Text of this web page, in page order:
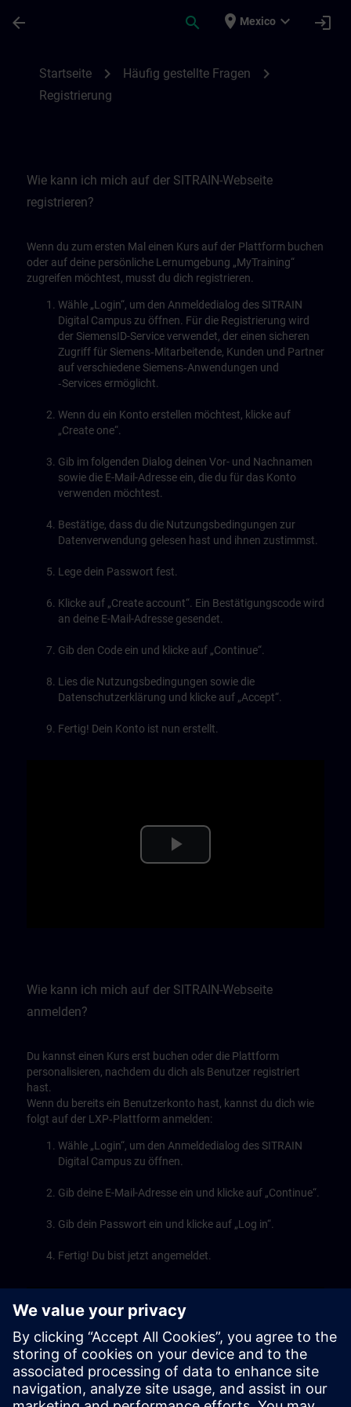
arrow_back search place Mexico expand_more login
Startseite chevron_right Häufig gestellte Fragen chevron_right
Registrierung
Wie kann ich mich auf der SITRAIN-Webseite
registrieren?
Wenn du zum ersten Mal einen Kurs auf der Plattform buchen
oder auf deine persönliche Lernumgebung „MyTraining“
zugreifen möchtest, musst du dich registrieren.
Wähle „Login“, um den Anmeldedialog des SITRAIN
Digital Campus zu öffnen. Für die Registrierung wird
der SiemensID-Service verwendet, der einen sicheren
Zugriff für Siemens‑Mitarbeitende, Kunden und Partner
auf verschiedene Siemens‑Anwendungen und
‑Services ermöglicht.
Wenn du ein Konto erstellen möchtest, klicke auf
„Create one“.
Gib im folgenden Dialog deinen Vor- und Nachnamen
sowie die E-Mail-Adresse ein, die du für das Konto
verwenden möchtest.
Bestätige, dass du die Nutzungsbedingungen zur
Datenverwendung gelesen hast und ihnen zustimmst.
Lege dein Passwort fest.
Klicke auf „Create account“. Ein Bestätigungscode wird
an deine E-Mail-Adresse gesendet.
Gib den Code ein und klicke auf „Continue“.
Lies die Nutzungsbedingungen sowie die
Datenschutzerklärung und klicke auf „Accept“.
Fertig! Dein Konto ist nun erstellt.
Play
Wie kann ich mich auf der SITRAIN-Webseite
anmelden?
Du kannst einen Kurs erst buchen oder die Plattform
personalisieren, nachdem du dich als Benutzer registriert
hast.
Wenn du bereits ein Benutzerkonto hast, kannst du dich wie
folgt auf der LXP‑Plattform anmelden:
Wähle „Login“, um den Anmeldedialog des SITRAIN
Digital Campus zu öffnen.
Gib deine E-Mail-Adresse ein und klicke auf „Continue“.
Gib dein Passwort ein und klicke auf „Log in“.
Fertig! Du bist jetzt angemeldet.
Play